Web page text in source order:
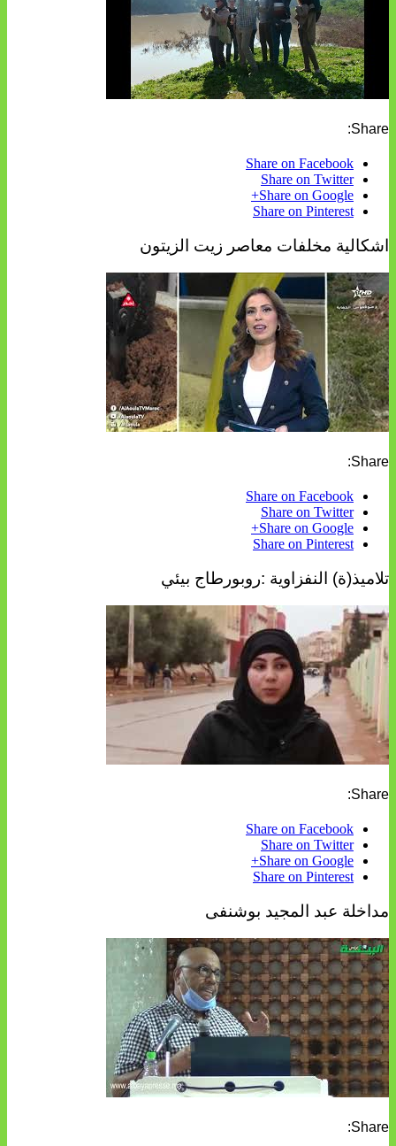
Share:
Share on Facebook
Share on Twitter
Share on Google+
Share on Pinterest
اشكالية مخلفات معاصر زيت الزيتون
Share:
Share on Facebook
Share on Twitter
Share on Google+
Share on Pinterest
تلاميذ(ة) النفزاوية :روبورطاج بيئي
Share:
Share on Facebook
Share on Twitter
Share on Google+
Share on Pinterest
مداخلة عبد المجيد بوشنفى
Share: